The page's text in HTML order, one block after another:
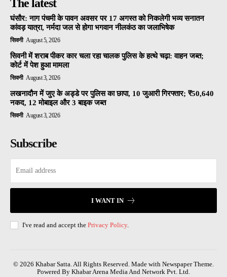
The latest
घंसौर: नाग पंचमी के पावन अवसर पर 17 अगस्त को निकलेगी भव्य सनातन
कांवड़ यात्रा, नर्मदा जल से होगा भगवान नीलकंठ का जलाभिषेक
सिवनी August 5, 2026
सिवनी में शराब पीकर कार चला रहा चालक पुलिस के हत्थे चढ़ा: वाहन जब्त;
कोर्ट में पेश हुआ मामला
सिवनी August 3, 2026
लखनादौन में जुए के अड्डे पर पुलिस का छापा, 10 जुआरी गिरफ्तार; ₹50,640
नकद, 12 मोबाइल और 3 बाइक जब्त
सिवनी August 3, 2026
Subscribe
I WANT IN
I've read and accept the Privacy Policy.
© 2026 Khabar Satta. All Rights Reserved. Made with Newspaper Theme.
Powered By Khabar Arena Media And Network Pvt. Ltd.